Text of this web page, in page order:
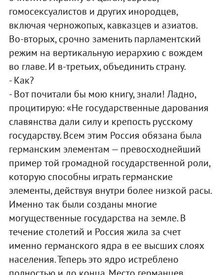
гомосексуалистов и других инородцев,
включая черножопых, кавказцев и азиатов.
Во-вторых, срочно заменить парламентский
режим на вертикальную иерархию с вождем
во главе. И в-третьих, объединить страну.
- Как?
- Вот почитали бы мою книгу, знали! Ладно,
процитирую: «Не государственные дарования
славянства дали силу и крепость русскому
государству. Всем этим Россия обязана была
германским элементам — превосходнейший
пример той громадной государственной роли,
которую способны играть германские
элементы, действуя внутри более низкой расы.
Именно так были созданы многие
могущественные государства на земле. В
течение столетий и Россия жила за счет
именно германского ядра в ее высших слоях
населения. Теперь это ядро истреблено